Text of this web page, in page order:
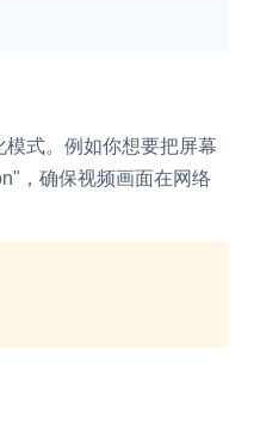
式。例如你想要把屏幕
，确保视频画面在网络